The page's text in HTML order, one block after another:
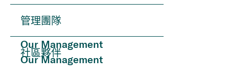
管理團隊
Our Management
Our Management
社區夥伴